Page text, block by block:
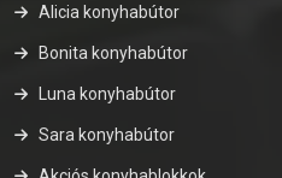
Alicia konyhabútor
Bonita konyhabútor
Luna konyhabútor
Sara konyhabútor